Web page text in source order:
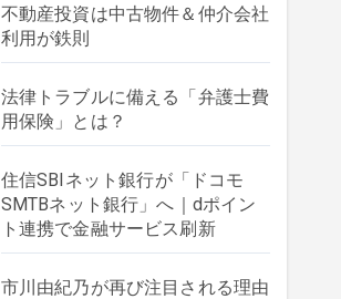
不動産投資は中古物件＆仲介会社
利用が鉄則
法律トラブルに備える「弁護士費
用保険」とは？
住信SBIネット銀行が「ドコモ
SMTBネット銀行」へ｜dポイン
ト連携で金融サービス刷新
市川由紀乃が再び注目される理由